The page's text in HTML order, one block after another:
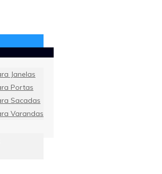
Janelas
Portas
Sacadas
Varandas